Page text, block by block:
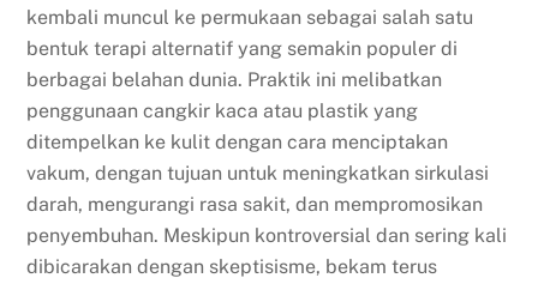
kembali muncul ke permukaan sebagai salah satu
bentuk terapi alternatif yang semakin populer di
berbagai belahan dunia. Praktik ini melibatkan
penggunaan cangkir kaca atau plastik yang
ditempelkan ke kulit dengan cara menciptakan
vakum, dengan tujuan untuk meningkatkan sirkulasi
darah, mengurangi rasa sakit, dan mempromosikan
penyembuhan. Meskipun kontroversial dan sering kali
dibicarakan dengan skeptisisme, bekam terus